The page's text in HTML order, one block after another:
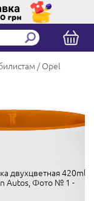
Opel